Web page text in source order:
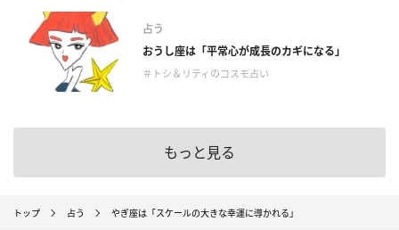
占う
おうし座は「平常心が成長のカギになる」
＃トシ＆リティのコスモ占い
もっと見る
トップ 占う やぎ座は「スケールの大きな幸運に導かれる」